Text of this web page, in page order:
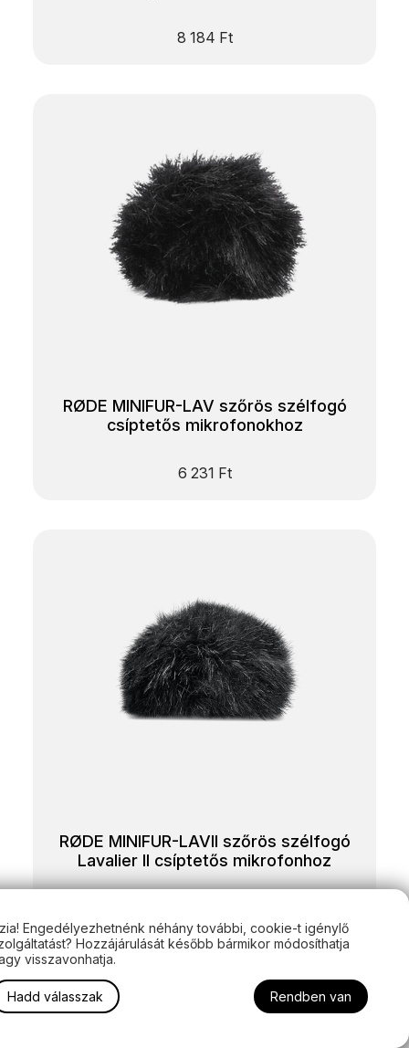
8 184 Ft
RØDE MINIFUR-LAV szőrös szélfogó
csíptetős mikrofonokhoz
6 231 Ft
RØDE MINIFUR-LAVII szőrös szélfogó
Lavalier II csíptetős mikrofonhoz
Engedélyezhetnénk néhány további, cookie-t igénylő
Hozzájárulását később bármikor módosíthatja
visszavonhatja.
Hadd válasszak Rendben van